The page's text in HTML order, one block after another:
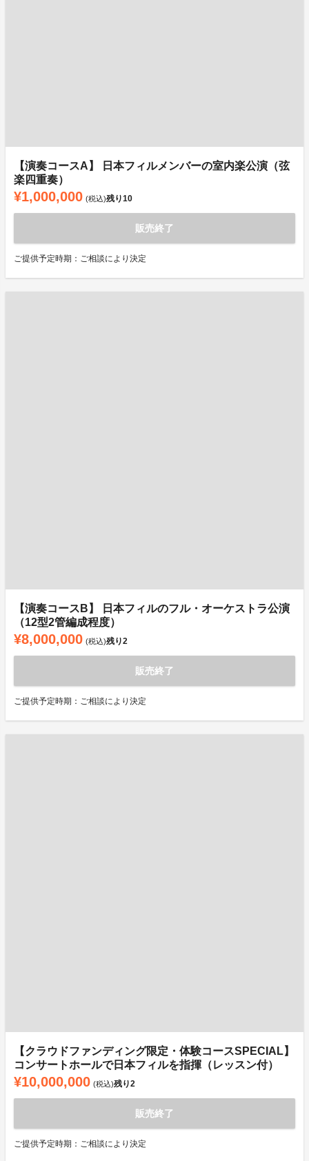
【演奏コースA】 日本フィルメンバーの室内楽公演（弦
楽四重奏）
¥1,000,000 (税込)残り10
販売終了
ご提供予定時期：ご相談により決定
【演奏コースB】 日本フィルのフル・オーケストラ公演
（12型2管編成程度）
¥8,000,000 (税込)残り2
販売終了
ご提供予定時期：ご相談により決定
【クラウドファンディング限定・体験コースSPECIAL】
コンサートホールで日本フィルを指揮（レッスン付）
¥10,000,000 (税込)残り2
販売終了
ご提供予定時期：ご相談により決定